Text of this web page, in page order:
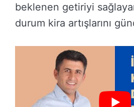
beklenen getiriyi
durum kira artışlarını